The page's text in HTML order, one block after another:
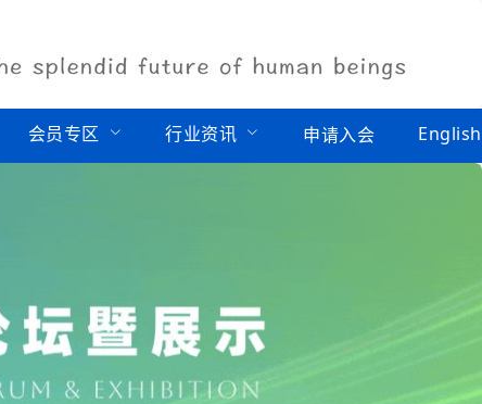
会员专区 行业资讯 申请入会 English